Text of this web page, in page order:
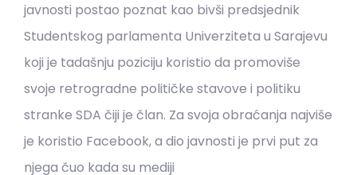
javnosti postao poznat kao bivši predsjednik
Studentskog parlamenta Univerziteta u Sarajevu
koji je tadašnju poziciju koristio da promoviše
svoje retrogradne političke stavove i politiku
stranke SDA čiji je član. Za svoja obraćanja najviše
je koristio Facebook, a dio javnosti je prvi put za
njega čuo kada su mediji